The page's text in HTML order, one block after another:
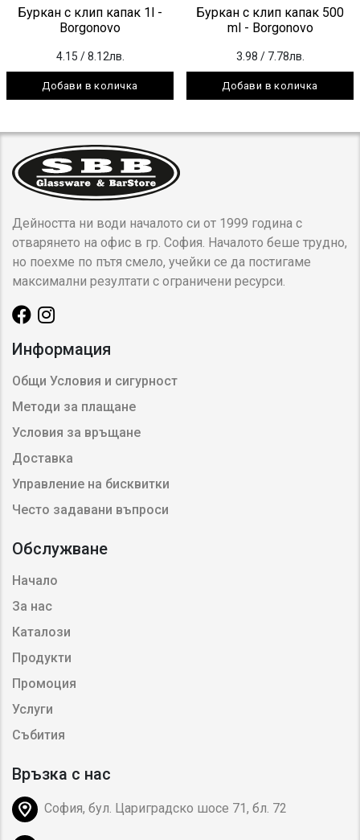
Буркан с клип капак 1l -
Borgonovo
4.15 / 8.12лв.
Добави в количка
Буркан с клип капак 500
ml - Borgonovo
3.98 / 7.78лв.
Добави в количка
Дейността ни води началото си от 1999 година с
отварянето на офис в гр. София. Началото беше трудно,
но поехме по пътя смело, учейки се да постигаме
максимални резултати с ограничени ресурси.
Информация
Общи Условия и сигурност
Методи за плащане
Условия за връщане
Доставка
Управление на бисквитки
Често задавани въпроси
Обслужване
Начало
За нас
Каталози
Продукти
Промоция
Услуги
Събития
Връзка с нас
София, бул. Цариградско шосе 71, бл. 72